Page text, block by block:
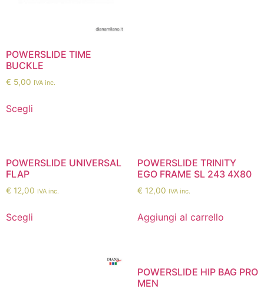
POWERSLIDE TIME
BUCKLE
€ 5,00 IVA inc.
Scegli
POWERSLIDE UNIVERSAL
FLAP
€ 12,00 IVA inc.
Scegli
POWERSLIDE TRINITY
EGO FRAME SL 243 4X80
€ 12,00 IVA inc.
Aggiungi al carrello
POWERSLIDE HIP BAG PRO
MEN